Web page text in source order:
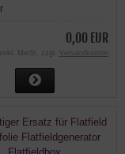
0,00 EUR
exkl. MwSt. zzgl. Versandkosten